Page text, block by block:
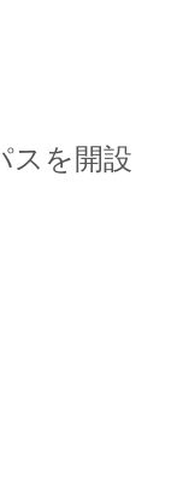
スを開設